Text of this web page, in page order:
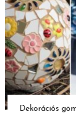
Dekorációs